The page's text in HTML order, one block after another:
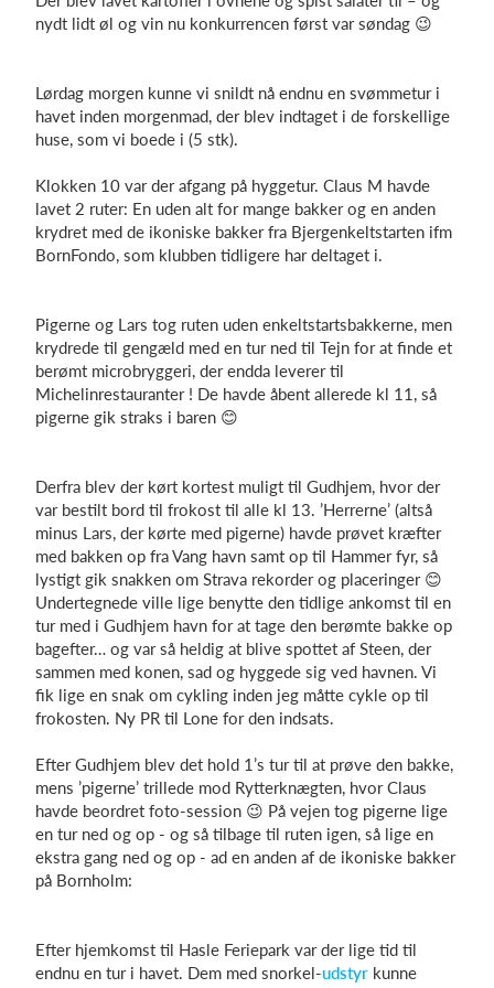
nydt lidt øl og vin nu konkurrencen først var søndag 😉
Lørdag morgen kunne vi snildt nå endnu en svømmetur i
havet inden morgenmad, der blev indtaget i de forskellige
huse, som vi boede i (5 stk).
Klokken 10 var der afgang på hyggetur. Claus M havde
lavet 2 ruter: En uden alt for mange bakker og en anden
krydret med de ikoniske bakker fra Bjergenkeltstarten ifm
BornFondo, som klubben tidligere har deltaget i.
Pigerne og Lars tog ruten uden enkeltstartsbakkerne, men
krydrede til gengæld med en tur ned til Tejn for at finde et
berømt microbryggeri, der endda leverer til
Michelinrestauranter ! De havde åbent allerede kl 11, så
pigerne gik straks i baren 😊
Derfra blev der kørt kortest muligt til Gudhjem, hvor der
var bestilt bord til frokost til alle kl 13. ’Herrerne’ (altså
minus Lars, der kørte med pigerne) havde prøvet kræfter
med bakken op fra Vang havn samt op til Hammer fyr, så
lystigt gik snakken om Strava rekorder og placeringer 😊
Undertegnede ville lige benytte den tidlige ankomst til en
tur med i Gudhjem havn for at tage den berømte bakke op
bagefter… og var så heldig at blive spottet af Steen, der
sammen med konen, sad og hyggede sig ved havnen. Vi
fik lige en snak om cykling inden jeg måtte cykle op til
frokosten. Ny PR til Lone for den indsats.
Efter Gudhjem blev det hold 1’s tur til at prøve den bakke,
mens ’pigerne’ trillede mod Rytterknægten, hvor Claus
havde beordret foto-session 😉 På vejen tog pigerne lige
en tur ned og op - og så tilbage til ruten igen, så lige en
ekstra gang ned og op - ad en anden af de ikoniske bakker
på Bornholm:
Efter hjemkomst til Hasle Feriepark var der lige tid til
endnu en tur i havet. Dem med snorkel-udstyr kunne